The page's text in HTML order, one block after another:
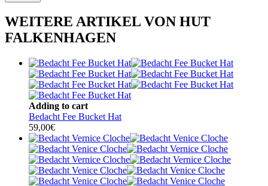
WEITERE ARTIKEL VON HUT
FALKENHAGEN
Adding to cart
Bedacht Fee Bucket Hat
59,00€